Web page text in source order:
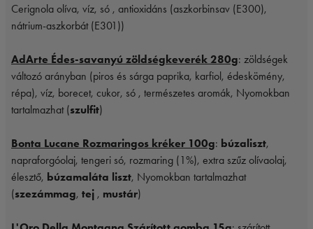
Cerignola olíva, víz, só , antioxidáns (aszkorbinsav (E300),
nátrium-aszkorbát (E301))
AdArte Édes-savanyú zöldségkeverék 280g: zöldségek
változó arányban (piros és sárga paprika, karfiol, édeskömény,
répa), víz, borecet, cukor, só , természetes aromák, Nyomokban
tartalmazhat (szulfit)
Bonta Lucane Rozmaringos kréker 100g: búzaliszt,
napraforgóolaj, tengeri só, rozmaring (1%), extra szűz olívaolaj,
élesztő, búzamaláta liszt, Nyomokban tartalmazhat
(szezámmag, tej , mustár)